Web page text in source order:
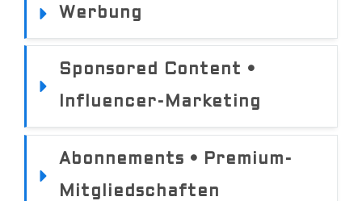
Werbung
Sponsored Content •
Influencer-Marketing
Abonnements • Premium-
Mitgliedschaften